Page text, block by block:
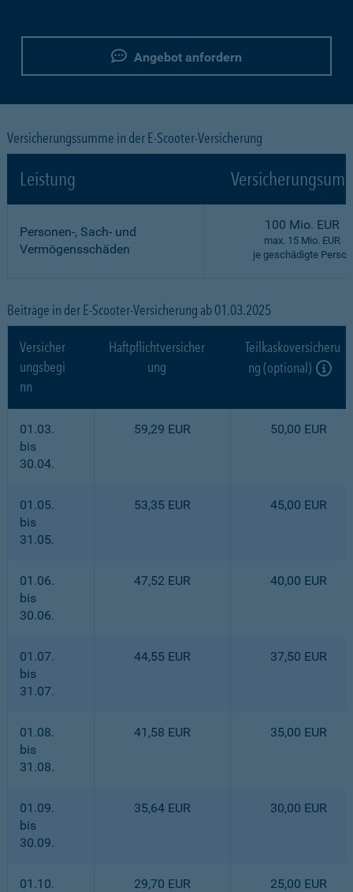
Angebot anfordern
Versicherungssumme in der E-Scooter-Versicherung
Leistung
Personen-, Sach- und
Vermögensschäden
100 Mio. EUR
max. 15 Mio. EUR
je geschädigte Person
Beiträge in der E-Scooter-Versicherung ab 01.03.2025
Versicher
ungsbegi
nn
Haftpflichtversicher
ung
Teilkaskoversicheru
ng (optional)
01.03.
bis
30.04.
59,29 EUR 50,00 EUR
01.05.
bis
31.05.
53,35 EUR 45,00 EUR
01.06.
bis
30.06.
47,52 EUR 40,00 EUR
01.07.
bis
31.07.
44,55 EUR 37,50 EUR
01.08.
bis
31.08.
41,58 EUR 35,00 EUR
01.09.
bis
30.09.
35,64 EUR 30,00 EUR
01.10. 29,70 EUR 25,00 EUR